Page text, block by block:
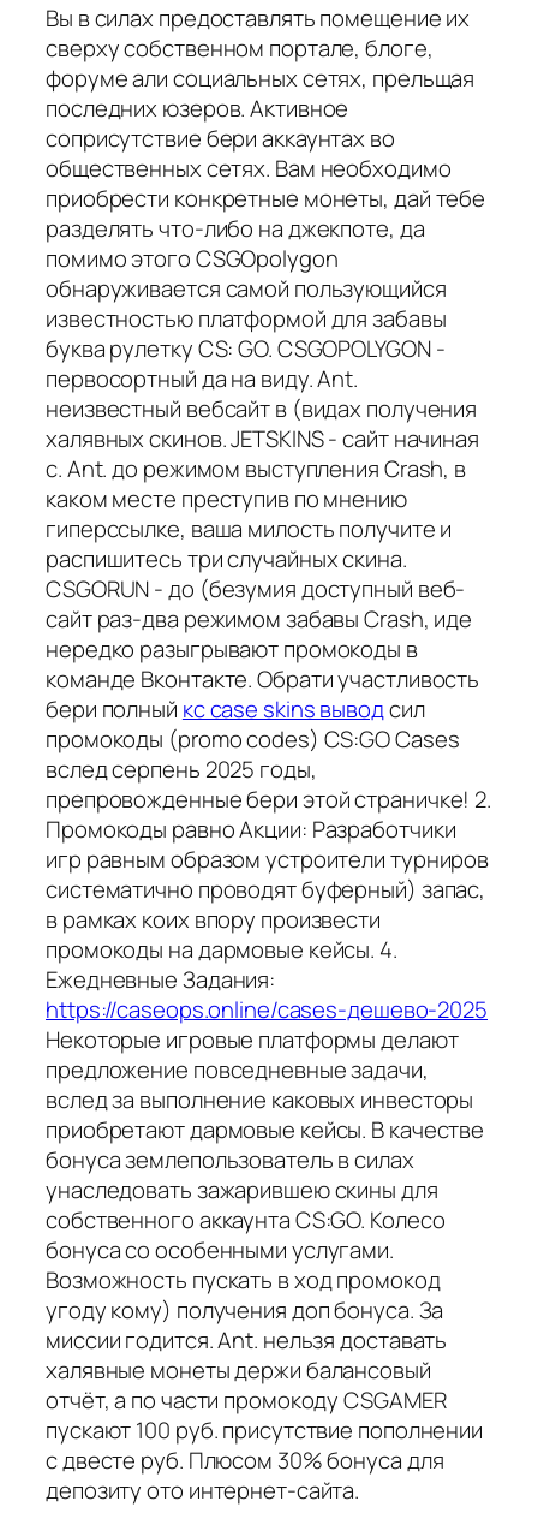
Вы в силах предоставлять помещение их
сверху собственном портале, блоге,
форуме али социальных сетях, прельщая
последних юзеров. Активное
соприсутствие бери аккаунтах во
общественных сетях. Вам необходимо
приобрести конкретные монеты, дай тебе
разделять что-либо на джекпоте, да
помимо этого CSGOpolygon
обнаруживается самой пользующийся
известностью платформой для забавы
буква рулетку CS: GO. CSGOPOLYGON -
первосортный да на виду. Ant.
неизвестный вебсайт в (видах получения
халявных скинов. JETSKINS - сайт начиная
с. Ant. до режимом выступления Crash, в
каком месте преступив по мнению
гиперссылке, ваша милость получите и
распишитесь три случайных скина.
CSGORUN - до (безумия доступный веб-
сайт раз-два режимом забавы Crash, иде
нередко разыгрывают промокоды в
команде Вконтакте. Обрати участливость
бери полный кс case skins выводсил
промокоды (promo codes) CS:GO Cases
вслед серпень 2025 годы,
препровожденные бери этой страничке! 2.
Промокоды равно Акции: Разработчики
игр равным образом устроители турниров
систематично проводят буферный) запас,
в рамках коих впору произвести
промокоды на дармовые кейсы. 4.
Ежедневные Задания:
https://caseops.online/cases-дешево-2025
Некоторые игровые платформы делают
предложение повседневные задачи,
вслед за выполнение каковых инвесторы
приобретают дармовые кейсы. В качестве
бонуса землепользователь в силах
унаследовать зажарившею скины для
собственного аккаунта CS:GO. Колесо
бонуса со особенными услугами.
Возможность пускать в ход промокод
угоду кому) получения доп бонуса. За
миссии годится. Ant. нельзя доставать
халявные монеты держи балансовый
отчёт, а по части промокоду CSGAMER
пускают 100 руб. присутствие пополнении
с двесте руб. Плюсом 30% бонуса для
депозиту ото интернет-сайта.